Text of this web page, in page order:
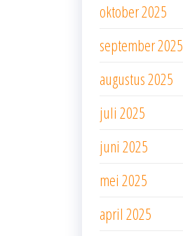
oktober 2025
september 2025
augustus 2025
juli 2025
juni 2025
mei 2025
april 2025